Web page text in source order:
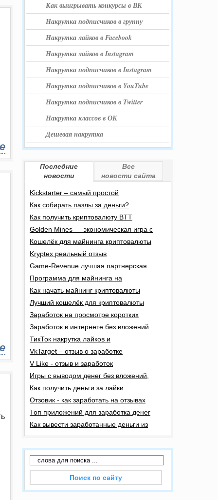
Как выигрывать конкурсы в ВК
Накрутка подписчиков в группу
Накрутка лайков в Facebook
Накрутка лайков в Instagram
Накрутка подписчиков в Instagram
Накрутка подписчиков в YouTube
Накрутка подписчиков в Twitter
Накрутка классов в ОК
Дешевая накрутка
Последние
новости
Все
новости сайта
Kickstarter – самый простой
Как собирать пазлы за деньги?
Как получить криптовалюту BTT
Golden Mines — экономическая игра с
Кошелёк для майнинга криптовалюты
Kryptex реальный отзыв
Game-Revenue лучшая партнерская
Программа для майнинга на
Как начать майнинг криптовалюты
Лучший кошелёк для криптовалюты
Заработок на просмотре коротких
Заработок в интернете без вложений
ТикТок накрутка лайков и
VkTarget – отзыв о заработке
V Like - отзыв и заработок
Игры с выводом денег без вложений,
Как получить деньги за лайки
Отзовик - как заработать на отзывах
Топ приложений для заработка денег
Как вывести заработанные деньги из